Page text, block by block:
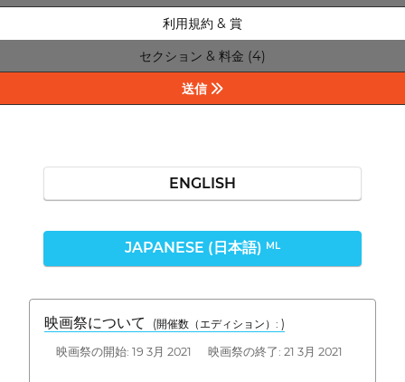
利用規約 & 賞
セクション & 料金 (4)
送信
ENGLISH
JAPANESE (日本語) ML
映画祭について (開催数（エディション）: )
映画祭の開始: 19 3月 2021 映画祭の終了: 21 3月 2021